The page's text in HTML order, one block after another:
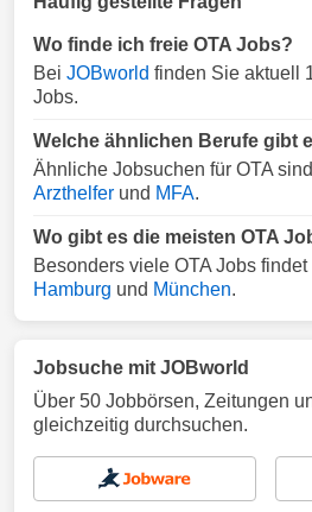
Wo finde ich freie OTA Jobs?
Bei JOBworld finden Sie aktuell
Jobs.
Welche ähnlichen Berufe gibt
Ähnliche Jobsuchen für OTA
Arzthelfer und MFA.
Wo gibt es die meisten OTA
Besonders viele OTA Jobs findet
Hamburg und München.
Jobsuche mit JOBworld
Über 50 Jobbörsen, Zeitungen
gleichzeitig durchsuchen.